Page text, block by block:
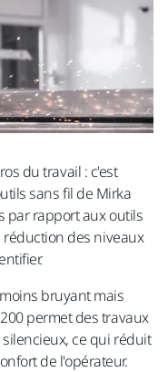
du travail : c'est
sans fil de Mirka
par rapport aux outils
des niveaux
bruyant mais
permet des travaux
ce qui réduit
de l'opérateur.